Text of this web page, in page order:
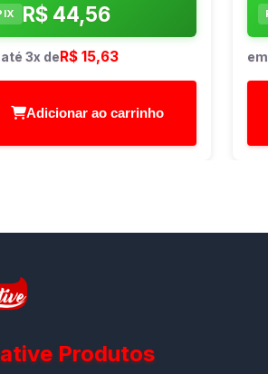
R$ 44,56
3x deR$ 15,63
Adicionar ao carrinho
Produtos